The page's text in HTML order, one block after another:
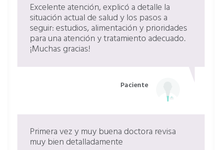
Excelente atención, explicó a detalle la
situación actual de salud y los pasos a
seguir: estudios, alimentación y prioridades
para una atención y tratamiento adecuado.
¡Muchas gracias!
Paciente
Primera vez y muy buena doctora revisa
muy bien detalladamente